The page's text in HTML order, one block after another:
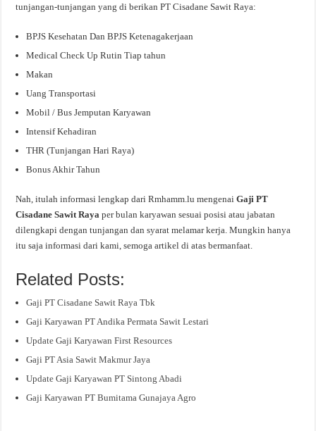
tunjangan-tunjangan yang di berikan PT Cisadane Sawit Raya:
BPJS Kesehatan Dan BPJS Ketenagakerjaan
Medical Check Up Rutin Tiap tahun
Makan
Uang Transportasi
Mobil / Bus Jemputan Karyawan
Intensif Kehadiran
THR (Tunjangan Hari Raya)
Bonus Akhir Tahun
Nah, itulah informasi lengkap dari Rmhamm.lu mengenaiGaji PT
Cisadane Sawit Rayaper bulan karyawan sesuai posisi atau jabatan
dilengkapi dengan tunjangan dan syarat melamar kerja. Mungkin hanya
itu saja informasi dari kami, semoga artikel di atas bermanfaat.
Related Posts:
Gaji PT Cisadane Sawit Raya Tbk
Gaji Karyawan PT Andika Permata Sawit Lestari
Update Gaji Karyawan First Resources
Gaji PT Asia Sawit Makmur Jaya
Update Gaji Karyawan PT Sintong Abadi
Gaji Karyawan PT Bumitama Gunajaya Agro